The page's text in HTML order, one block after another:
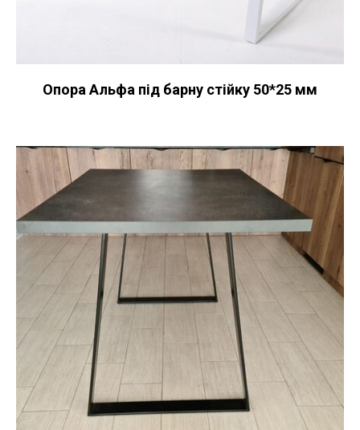
Опора Альфа під барну стійку 50*25 мм